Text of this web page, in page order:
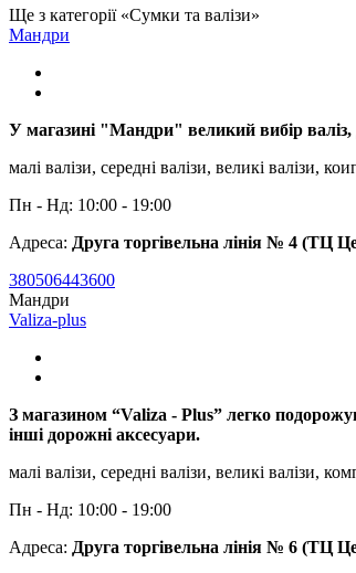
Ще з категорії «Сумки та валізи»
Мандри
У магазині "Мандри" великий вибір валіз,
малі валізи, середні валізи, великі валізи,
Пн - Нд: 10:00 - 19:00
Адреса: Друга торгівельна лінія № 4 (ТЦ
380506443600
Мандри
Valiza-plus
З магазином “Valiza - Plus” легко
інші дорожні аксесуари.
малі валізи, середні валізи, великі валізи,
Пн - Нд: 10:00 - 19:00
Адреса: Друга торгівельна лінія № 6 (ТЦ